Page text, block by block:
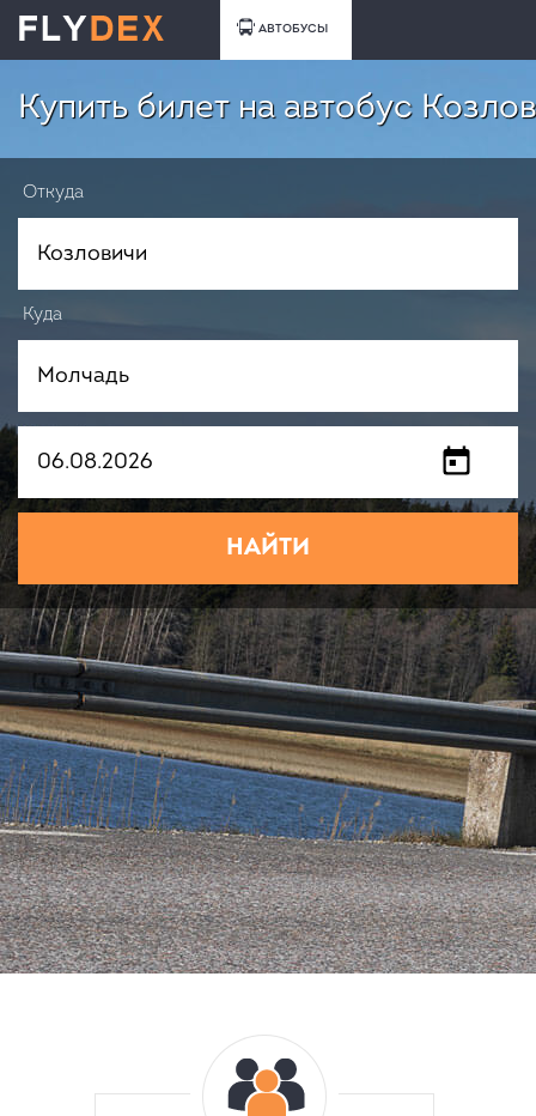
АВТОБУСЫ
Купить билет на автобус
Откуда
Куда
НАЙТИ